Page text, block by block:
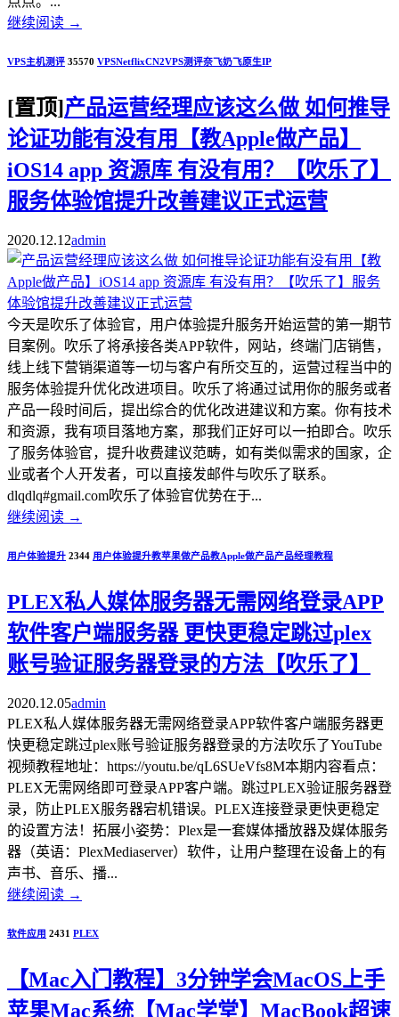
继续阅读 →
VPS主机测评 35570 VPSNetflixCN2VPS测评奈飞奶飞原生IP
[置顶]产品运营经理应该这么做 如何推导
论证功能有没有用【教Apple做产品】
iOS14 app 资源库 有没有用？【吹乐了】
服务体验馆提升改善建议正式运营
2020.12.12admin
今天是吹乐了体验官，用户体验提升服务开始运营的第一期节
目案例。吹乐了将承接各类APP软件，网站，终端门店销售，
线上线下营销渠道等一切与客户有所交互的，运营过程当中的
服务体验提升优化改进项目。吹乐了将通过试用你的服务或者
产品一段时间后，提出综合的优化改进建议和方案。你有技术
和资源，我有项目落地方案，那我们正好可以一拍即合。吹乐
了服务体验官，提升收费建议范畴，如有类似需求的国家，企
业或者个人开发者，可以直接发邮件与吹乐了联系。
dlqdlq#gmail.com吹乐了体验官优势在于...
继续阅读 →
用户体验提升 2344 用户体验提升教苹果做产品教Apple做产品产品经理教程
PLEX私人媒体服务器无需网络登录APP
软件客户端服务器 更快更稳定跳过plex
账号验证服务器登录的方法【吹乐了】
2020.12.05admin
PLEX私人媒体服务器无需网络登录APP软件客户端服务器更
快更稳定跳过plex账号验证服务器登录的方法吹乐了YouTube
视频教程地址：https://youtu.be/qL6SUeVfs8M本期内容看点：
PLEX无需网络即可登录APP客户端。跳过PLEX验证服务器登
录，防止PLEX服务器宕机错误。PLEX连接登录更快更稳定
的设置方法！拓展小姿势：Plex是一套媒体播放器及媒体服务
器（英语：PlexMediaserver）软件，让用户整理在设备上的有
声书、音乐、播...
继续阅读 →
软件应用 2431 PLEX
【Mac入门教程】3分钟学会MacOS上手
苹果Mac系统【Mac学堂】MacBook超速